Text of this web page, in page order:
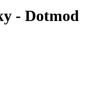
- Dotmod